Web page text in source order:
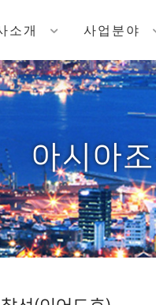
소개 사업분야
아시아